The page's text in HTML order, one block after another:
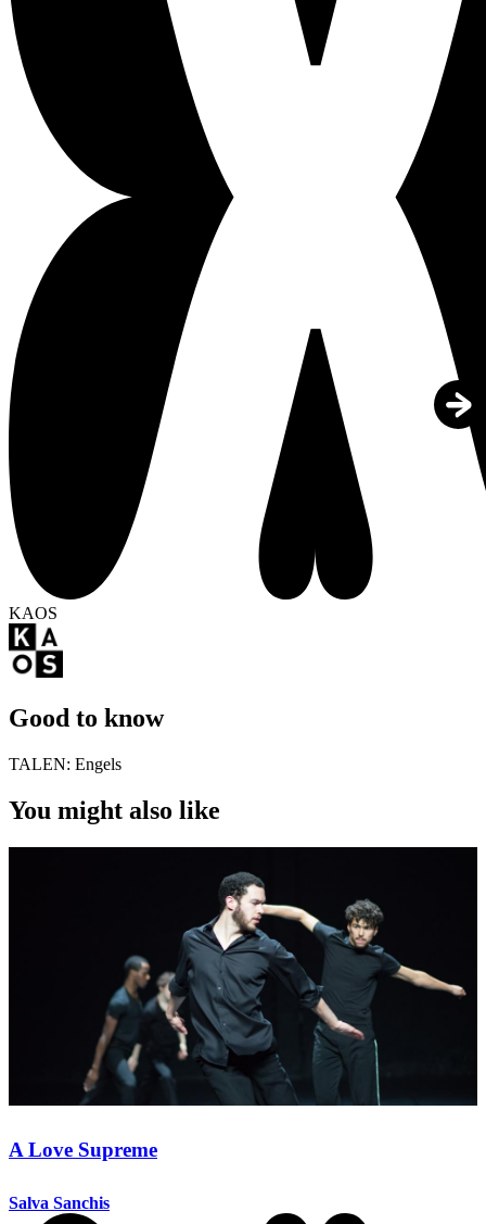
KAOS
Good to know
TALEN: Engels
You might also like
A Love Supreme
Salva Sanchis